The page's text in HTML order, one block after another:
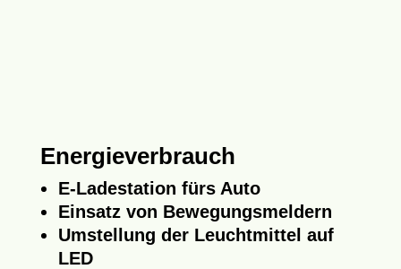
Energieverbrauch
E-Ladestation fürs Auto
Einsatz von Bewegungsmeldern
Umstellung der Leuchtmittel auf
LED